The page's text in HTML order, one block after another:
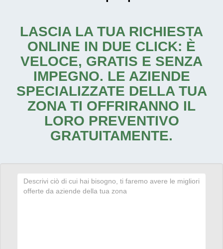
LASCIA LA TUA RICHIESTA
ONLINE IN DUE CLICK: È
VELOCE, GRATIS E SENZA
IMPEGNO. LE AZIENDE
SPECIALIZZATE DELLA TUA
ZONA TI OFFRIRANNO IL
LORO PREVENTIVO
GRATUITAMENTE.